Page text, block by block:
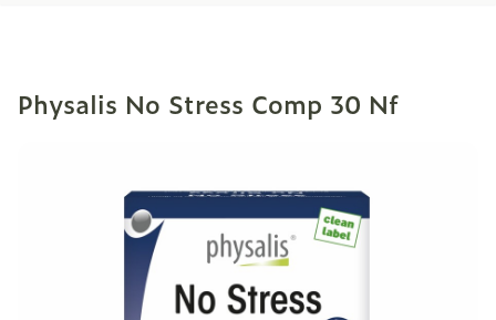
Physalis No Stress Comp 30 Nf